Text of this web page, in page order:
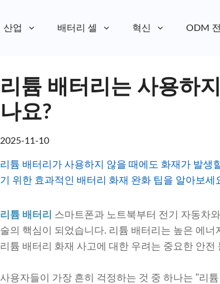
산업 배터리 셀 혁신 ODM
리튬 배터리는 사용하
나요?
2025-11-10
리튬 배터리가 사용하지 않을 때에도 화재가 발생
기 위한 효과적인 배터리 화재 완화 팁을 알아보세
리튬 배터리 스마트폰과 노트북부터 전기 자동차
술의 핵심이 되었습니다. 리튬 배터리는 높은 에
리튬 배터리 화재 사고에 대한 우려는 중요한 안전
사용자들이 가장 흔히 걱정하는 것 중 하나는 "리